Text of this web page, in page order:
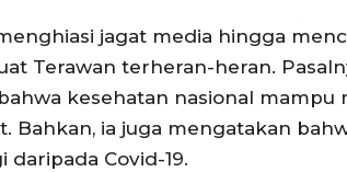
jagat media hingga
Terawan terheran-heran.
kesehatan nasional
Bahkan, ia juga mengatakan
Covid-19.